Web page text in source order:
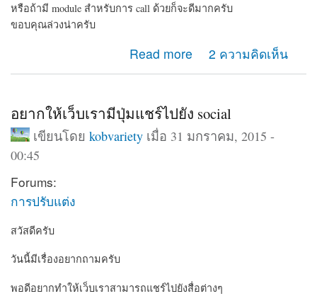
หรือถ้ามี module สำหรับการ call ด้วยก็จะดีมากครับ
ขอบคุณล่วงน่าครับ
Read more 2 ความคิดเห็น
อยากให้เว็บเรามีปุ่มแชร์ไปยัง social
เขียนโดย kobvarietyเมื่อ 31 มกราคม, 2015 -
00:45
Forums:
การปรับแต่ง
สวัสดีครับ
วันนี้มีเรื่องอยากถามครับ
พอดีอยากทำให้เว็บเราสามารถแชร์ไปยังสื่อต่างๆ